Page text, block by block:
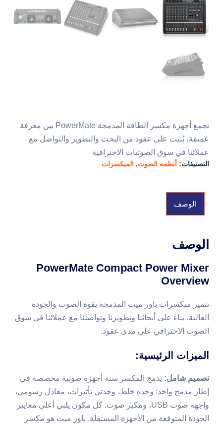
تجمع أجهزة مكسر الطاقة المدمجة PowerMate بين معرفة
عميقة، بُنيت على عقود من البحث والتطوير والتواصل مع
عملائنا في سوق الصوتيات الاحترافية
التصنيفات: أنظمه الصوت, الميكسرات
الوصف
الوصف
PowerMate Compact Power Mixer
Overview
تتميز ميكسرات باور ميت المدمجة بقوة الصوت والجودة
العالية، بناءً على أبحاثنا وتطويرنا وتواصلنا مع عملائنا في سوق
الصوت الاحترافي على مدى عقود.
الميزات الرئيسية:
تصميم شامل: يدمج المكسر ستة أجهزة صوتية مخصصة في
إطار مدمج واحد: وحدة خلط، وحدتي تأثيرات، معادل رسومي،
واجهة صوت USB، ومكبر صوت. كل مكون يلبي أعلى معايير
الجودة المتوقعة من الأجهزة المستقلة. باور ميت هو مكسر